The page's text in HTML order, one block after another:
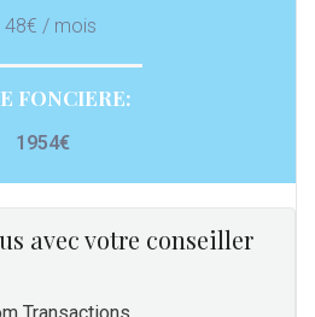
/ mois
FONCIERE:
1954€
avec votre conseiller